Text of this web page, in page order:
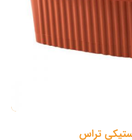
تراس